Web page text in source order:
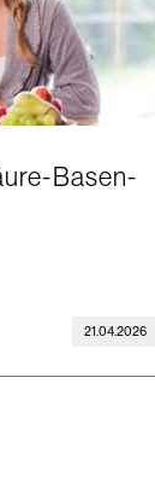
Basen-
21.04.2026